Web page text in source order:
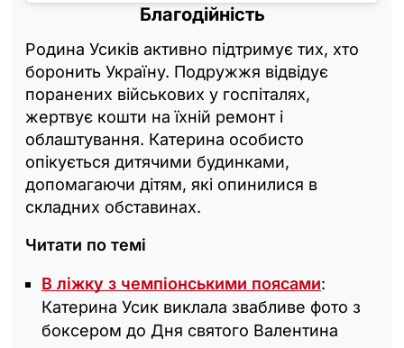
Благодійність
Родина Усиків активно підтримує тих, хто
боронить Україну. Подружжя відвідує
поранених військових у госпіталях,
жертвує кошти на їхній ремонт і
облаштування. Катерина особисто
опікується дитячими будинками,
допомагаючи дітям, які опинилися в
складних обставинах.
Читати по темі
В ліжку з чемпіонськими поясами:
Катерина Усик виклала звабливе фото з
боксером до Дня святого Валентина